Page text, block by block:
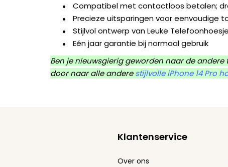
Compatibel met contactloos betalen;
Precieze uitsparingen voor eenvoudige
Stijlvol ontwerp van Leuke
Eén jaar garantie bij normaal gebruik
Ben je nieuwsgierig geworden naar de
door naar alle anderestijlvolle iPhone 14 Pro
Klantenservice
Over ons